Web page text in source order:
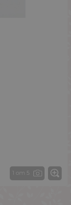
1 от 5